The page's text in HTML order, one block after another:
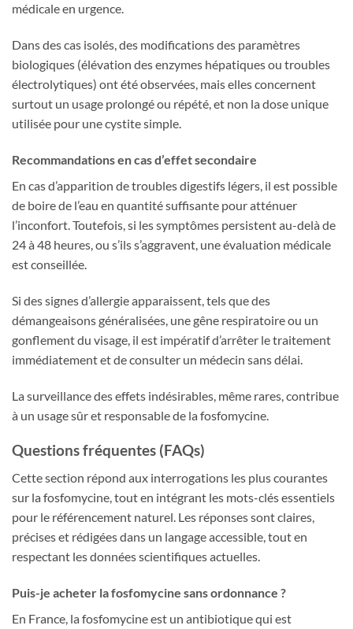
médicale en urgence.
Dans des cas isolés, des modifications des paramètres
biologiques (élévation des enzymes hépatiques ou troubles
électrolytiques) ont été observées, mais elles concernent
surtout un usage prolongé ou répété, et non la dose unique
utilisée pour une cystite simple.
Recommandations en cas d’effet secondaire
En cas d’apparition de troubles digestifs légers, il est possible
de boire de l’eau en quantité suffisante pour atténuer
l’inconfort. Toutefois, si les symptômes persistent au-delà de
24 à 48 heures, ou s’ils s’aggravent, une évaluation médicale
est conseillée.
Si des signes d’allergie apparaissent, tels que des
démangeaisons généralisées, une gêne respiratoire ou un
gonflement du visage, il est impératif d’arrêter le traitement
immédiatement et de consulter un médecin sans délai.
La surveillance des effets indésirables, même rares, contribue
à un usage sûr et responsable de la fosfomycine.
Questions fréquentes (FAQs)
Cette section répond aux interrogations les plus courantes
sur la fosfomycine, tout en intégrant les mots-clés essentiels
pour le référencement naturel. Les réponses sont claires,
précises et rédigées dans un langage accessible, tout en
respectant les données scientifiques actuelles.
Puis-je acheter la fosfomycine sans ordonnance ?
En France, la fosfomycine est un antibiotique qui est